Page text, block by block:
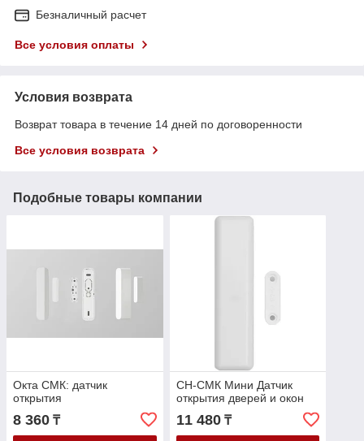
Безналичный расчет
Все условия оплаты
Условия возврата
Возврат товара в течение 14 дней по договоренности
Все условия возврата
Подобные товары компании
Окта СМК: датчик
открытия
8 360 ₸
СН-СМК Мини Датчик
открытия дверей и окон
11 480₸